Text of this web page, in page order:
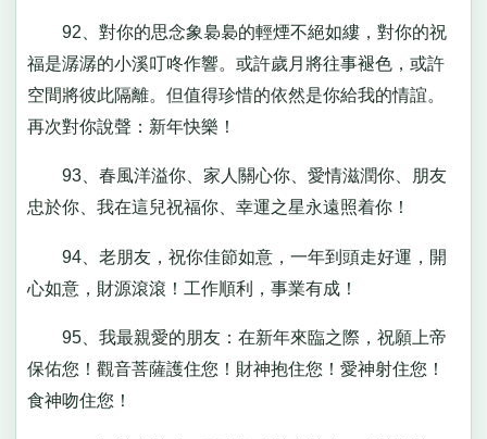
92、對你的思念象裊裊的輕煙不絕如縷，對你的祝
福是潺潺的小溪叮咚作響。或許歲月將往事褪色，或許
空間將彼此隔離。但值得珍惜的依然是你給我的情誼。
再次對你說聲：新年快樂！
93、春風洋溢你、家人關心你、愛情滋潤你、朋友
忠於你、我在這兒祝福你、幸運之星永遠照着你！
94、老朋友，祝你佳節如意，一年到頭走好運，開
心如意，財源滾滾！工作順利，事業有成！
95、我最親愛的朋友：在新年來臨之際，祝願上帝
保佑您！觀音菩薩護住您！財神抱住您！愛神射住您！
食神吻住您！